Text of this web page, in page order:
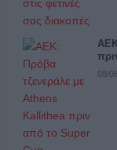
08/